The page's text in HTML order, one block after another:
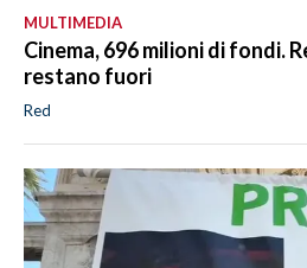
MULTIMEDIA
Cinema, 696 milioni di fondi.
restano fuori
Red